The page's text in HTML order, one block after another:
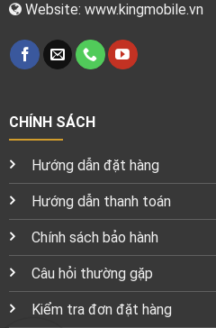
Website: www.kingmobile.vn
CHÍNH SÁCH
Hướng dẫn đặt hàng
Hướng dẫn thanh toán
Chính sách bảo hành
Câu hỏi thường gặp
Kiểm tra đơn đặt hàng